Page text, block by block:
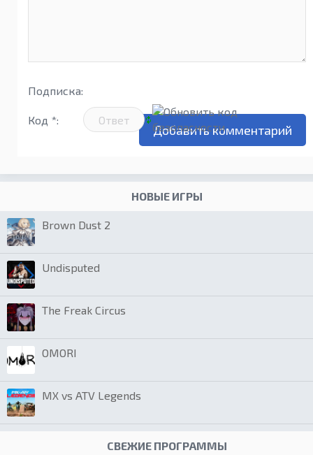
Подписка:
Код *:
НОВЫЕ ИГРЫ
Brown Dust 2
Undisputed
The Freak Circus
OMORI
MX vs ATV Legends
СВЕЖИЕ ПРОГРАММЫ